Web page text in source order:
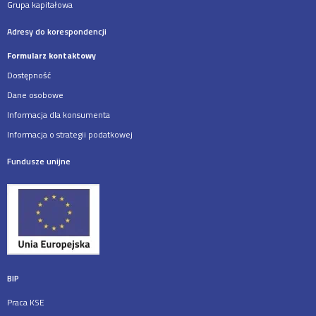
Grupa kapitałowa
Adresy do korespondencji
Formularz kontaktowy
Dostępność
Dane osobowe
Informacja dla konsumenta
Informacja o strategii podatkowej
Fundusze unijne
BIP
Praca KSE